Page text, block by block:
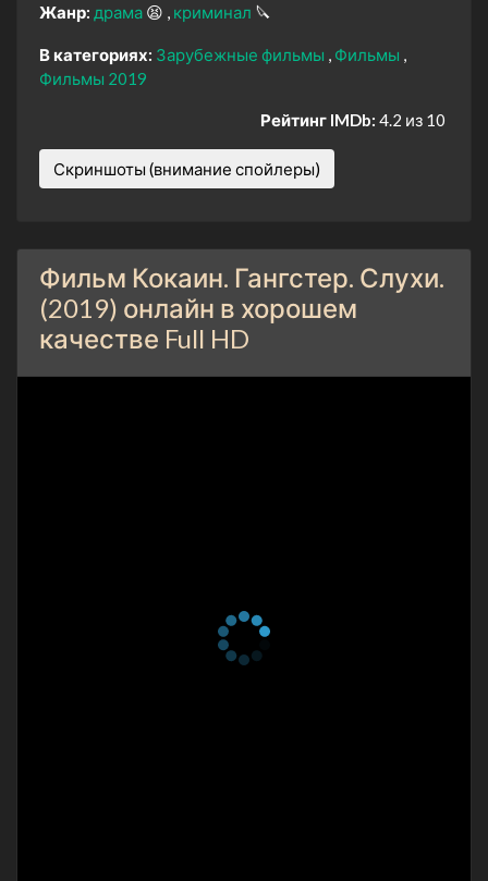
Жанр: драма 😫 криминал 🔪
В категориях: Зарубежные фильмы
Фильмы
Фильмы 2019
Рейтинг IMDb: 4.2 из 10
Скриншоты (внимание спойлеры)
Фильм Кокаин. Гангстер. Слухи.
(2019) онлайн в хорошем
качестве Full HD